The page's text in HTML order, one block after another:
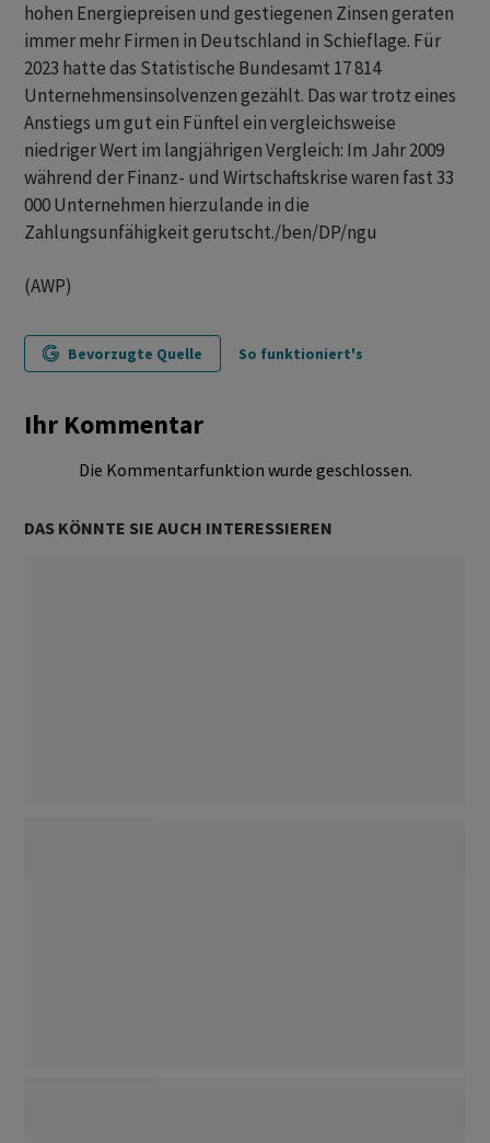
hohen Energiepreisen und gestiegenen Zinsen geraten
immer mehr Firmen in Deutschland in Schieflage. Für
2023 hatte das Statistische Bundesamt 17 814
Unternehmensinsolvenzen gezählt. Das war trotz eines
Anstiegs um gut ein Fünftel ein vergleichsweise
niedriger Wert im langjährigen Vergleich: Im Jahr 2009
während der Finanz- und Wirtschaftskrise waren fast 33
000 Unternehmen hierzulande in die
Zahlungsunfähigkeit gerutscht./ben/DP/ngu
(AWP)
Bevorzugte Quelle So funktioniert's
Ihr Kommentar
Die Kommentarfunktion wurde geschlossen.
DAS KÖNNTE SIE AUCH INTERESSIEREN